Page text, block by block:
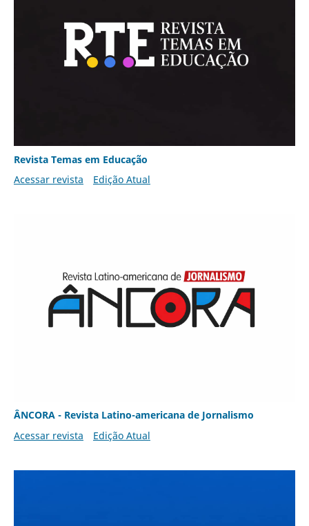
Revista Temas em Educação
Acessar revista
Edição Atual
ÂNCORA - Revista Latino-americana de Jornalismo
Acessar revista
Edição Atual